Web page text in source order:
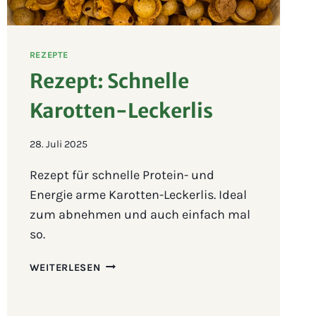
REZEPTE
Rezept: Schnelle
Karotten-Leckerlis
28. Juli 2025
Rezept für schnelle Protein- und
Energie arme Karotten-Leckerlis. Ideal
zum abnehmen und auch einfach mal
so.
WEITERLESEN REZEPT: